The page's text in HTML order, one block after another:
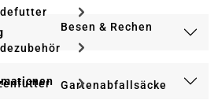
Besen & Rechen
Gartenabfallsäcke